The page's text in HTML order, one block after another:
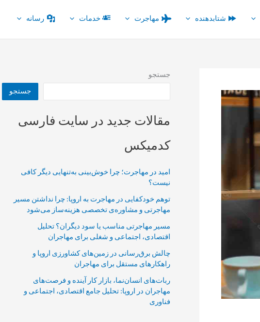
شتابدهنده مهاجرت خدمات رسانه
جستجو
جستجو
مقالات جدید در سایت فارسی
کدمیکس
امید در مهاجرت؛ چرا خوش‌بینی به‌تنهایی دیگر کافی
نیست؟
توهم خودکفایی در مهاجرت به اروپا: چرا نداشتن مسیر
مهاجرتی و مشاوره‌ی تخصصی هزینه‌ساز می‌شود
مسیر مهاجرتی مناسب یا سود دیگران؟ تحلیل
اقتصادی، اجتماعی و شغلی برای مهاجران
چالش برق‌رسانی در زمین‌های کشاورزی اروپا و
راهکارهای مستقل برای مهاجران
ربات‌های انسان‌نما، بازار کار آینده و فرصت‌های
مهاجران در اروپا: تحلیل جامع اقتصادی، اجتماعی و
فناوری